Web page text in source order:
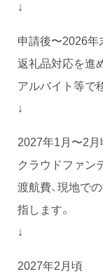
↓
申請後〜2026年
返礼品対応を進
アルバイト等で
↓
2027年1月〜2
クラウドファン
渡航費、現地で
指します。
↓
2027年2月頃